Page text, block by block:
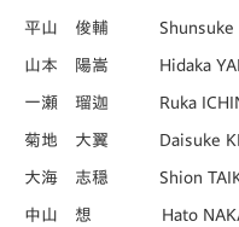
平山 俊輔 Shunsuke
山本 陽嵩 Hidaka
一瀬 瑠迦 Ruka
菊地 大翼 Daisuke
大海 志穏 Shion
中山 想 Hato